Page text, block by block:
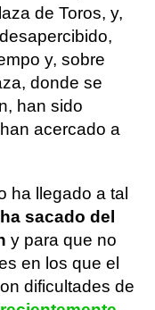
de Toros, y,
y, sobre
donde se
han sido
acercado a
ha llegado a tal
sacado del
y para que no
en los que el
dificultades de